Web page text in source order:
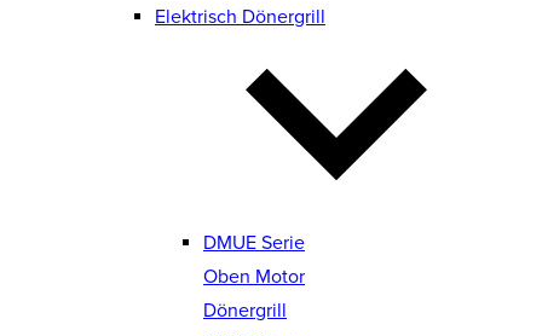
Elektrisch Dönergrill
DMUE Serie
Oben Motor
Dönergrill